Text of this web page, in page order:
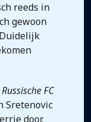
reeds in
gewoon
Russische FC
Sretenovic
door.